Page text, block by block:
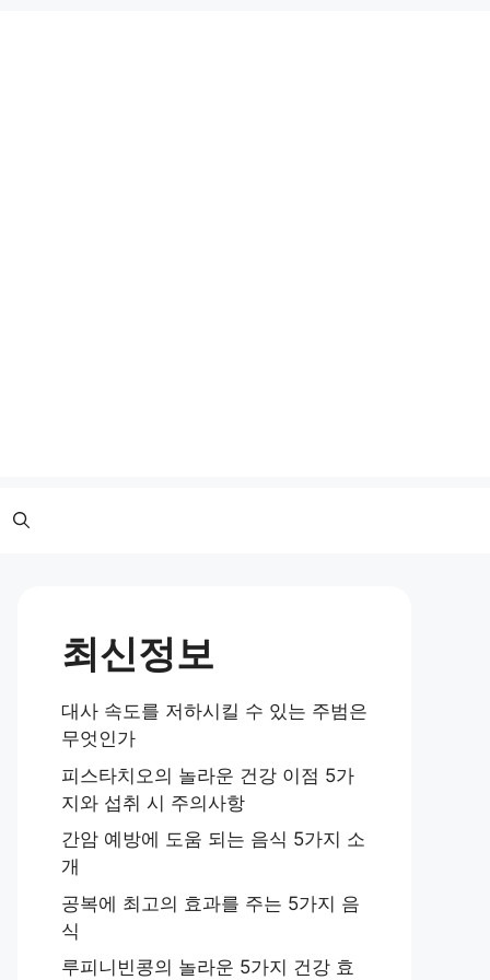
최신정보
대사 속도를 저하시킬 수 있는 주범은
무엇인가
피스타치오의 놀라운 건강 이점 5가
지와 섭취 시 주의사항
간암 예방에 도움 되는 음식 5가지 소
개
공복에 최고의 효과를 주는 5가지 음
식
루피니빈콩의 놀라운 5가지 건강 효